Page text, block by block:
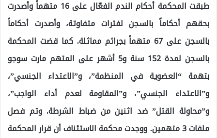
طبقت المحكمة أحكام الندم الفعّال على 16 متهماً وأصدرت
بحقهم أحكاماً بالسجن لفترات متفاوتة، وأصدرت أحكاماً
بالسجن على 67 متهماً بجرائم مماثلة. كما قضت المحكمة
بالسجن لمدة 152 سنة و5 أشهر على المتهم مارت سوجو
بتهمة “العضوية في المنظمة”، و”الاعتداء الجنسي”،
و”الاعتداء الجنسي”، و”المقاومة لعدم أداء الواجب”،
و”محاولة القتل” ضد اثنين من ضباط الشرطة. وتم فصل
ملفات 3 متهمين. ووجدت محكمة الاستئناف أن قرار المحكمة